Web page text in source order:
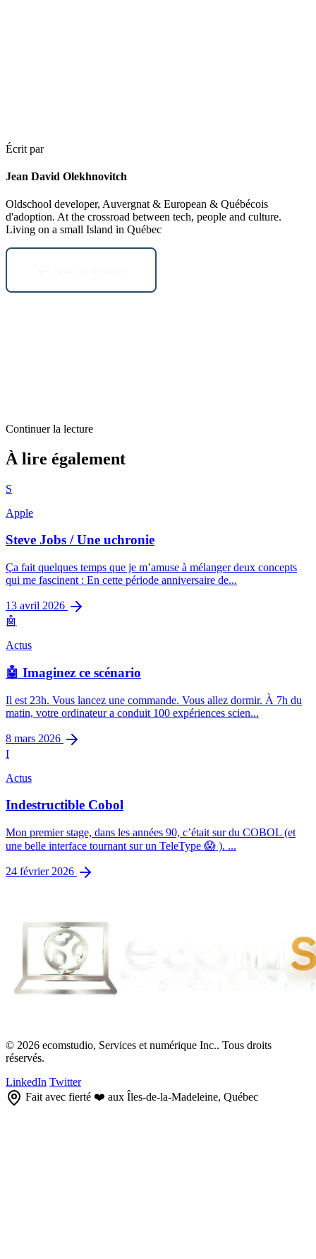
Écrit par
Jean David Olekhnovitch
Oldschool developer, Auvergnat & European & Québécois
d'adoption. At the crossroad between tech, people and culture.
Living on a small Island in Québec
Continuer la lecture
À lire également
S
Apple
Steve Jobs / Une uchronie
Ça fait quelques temps que je m’amuse à mélanger deux concepts
qui me fascinent : En cette période anniversaire de...
13 avril 2026
🤖
Actus
🤖 Imaginez ce scénario
Il est 23h. Vous lancez une commande. Vous allez dormir. À 7h du
matin, votre ordinateur a conduit 100 expériences scien...
8 mars 2026
I
Actus
Indestructible Cobol
Mon premier stage, dans les années 90, c’était sur du COBOL (et
une belle interface tournant sur un TeleType 😱 ). ...
24 février 2026
© 2026 ecomstudio, Services et numérique Inc.. Tous droits
réservés.
LinkedIn Twitter
Fait avec fierté ❤️ aux Îles-de-la-Madeleine, Québec